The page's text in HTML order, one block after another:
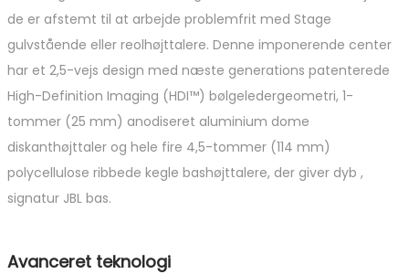
de er afstemt til at arbejde problemfrit med Stage
gulvstående eller reolhøjttalere. Denne imponerende center
har et 2,5-vejs design med næste generations patenterede
High-Definition Imaging (HDI™) bølgeledergeometri, 1-
tommer (25 mm) anodiseret aluminium dome
diskanthøjttaler og hele fire 4,5-tommer (114 mm)
polycellulose ribbede kegle bashøjttalere, der giver dyb ,
signatur JBL bas.
Avanceret teknologi